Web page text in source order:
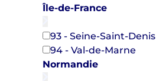
Île-de-France
93 - Seine-Saint-Denis
94 - Val-de-Marne
Normandie